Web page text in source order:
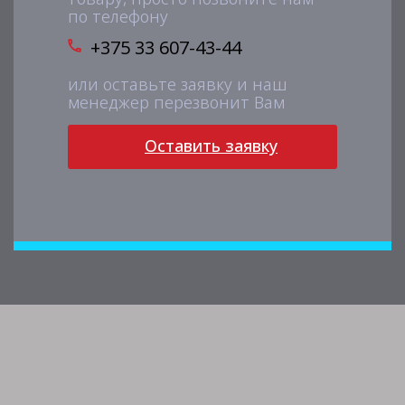
по телефону
+375 33 607-43-44
или оставьте заявку и наш
менеджер перезвонит Вам
Оставить заявку